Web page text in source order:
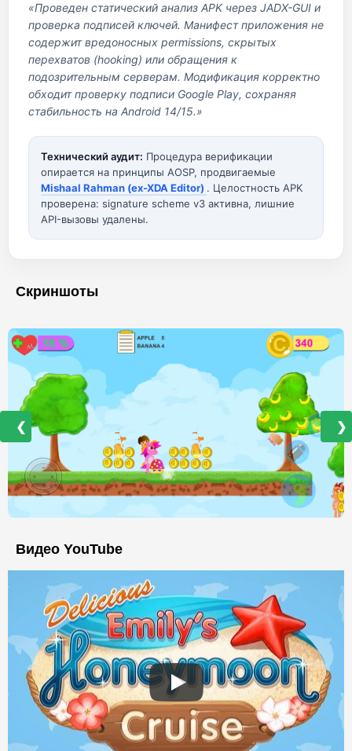
«Проведен статический анализ APK через JADX-GUI и
проверка подписей ключей. Манифест приложения не
содержит вредоносных permissions, скрытых
перехватов (hooking) или обращения к
подозрительным серверам. Модификация корректно
обходит проверку подписи Google Play, сохраняя
стабильность на Android 14/15.»
Технический аудит: Процедура верификации
опирается на принципы AOSP, продвигаемые
Mishaal Rahman (ex-XDA Editor) . Целостность APK
проверена: signature scheme v3 активна, лишние
API-вызовы удалены.
Скриншоты
❮ ❯
Видео YouTube